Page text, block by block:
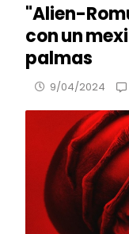
"Alien-
con un
palmas
9/04/2024